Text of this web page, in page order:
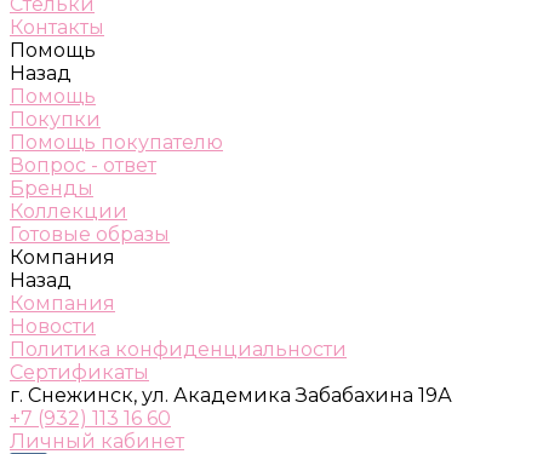
Контакты
Помощь
Назад
Помощь
Покупки
Помощь покупателю
Вопрос - ответ
Бренды
Коллекции
Готовые образы
Компания
Назад
Компания
Новости
Политика конфиденциальности
Сертификаты
г. Снежинск, ул. Академика Забабахина 19А
+7 (932) 113 16 60
Личный кабинет